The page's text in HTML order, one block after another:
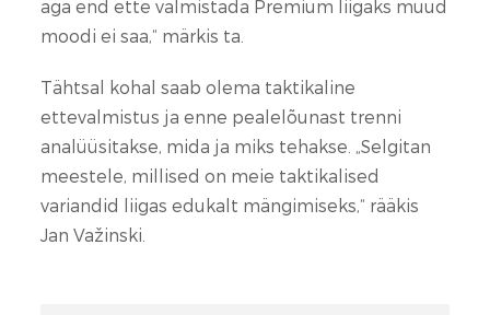
aga end ette valmistada Premium liigaks muud
moodi ei saa,“ märkis ta.
Tähtsal kohal saab olema taktikaline
ettevalmistus ja enne pealelõunast trenni
analüüsitakse, mida ja miks tehakse. „Selgitan
meestele, millised on meie taktikalised
variandid liigas edukalt mängimiseks,“ rääkis
Jan Važinski.